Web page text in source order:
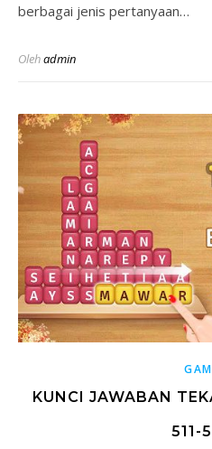
berbagai jenis pertanyaan…
Olehadmin
KUNCI JAWABAN
511-